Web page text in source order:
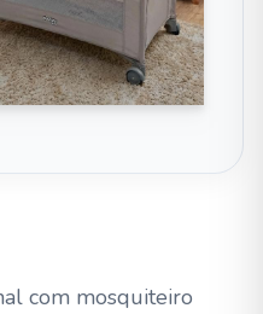
com mosquiteiro